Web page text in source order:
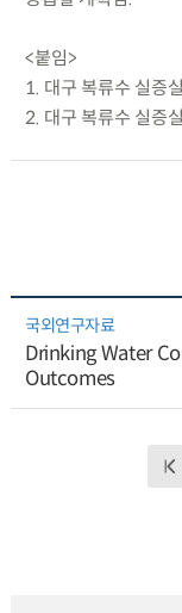
<붙임>
1. 대구 복류수 실증
2. 대구 복류수 실증
국외연구자료
Drinking Water
Outcomes